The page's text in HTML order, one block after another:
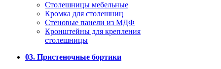
Столешницы мебельные
Кромка для столешниц
Стеновые панели из МДФ
Кронштейны для крепления
столешницы
03. Пристеночные бортики